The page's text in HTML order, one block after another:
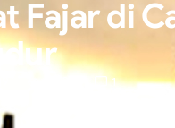
Fajar di
1